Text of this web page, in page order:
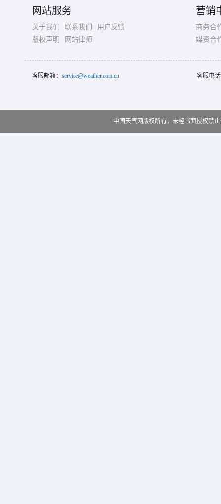
网站服务
关于我们 联系我们
用户反馈
版权声明
网站律师
营销
商务合
媒资合
客服邮箱： service@weather.com.cn 客服电
中国天气网版权所有，未经书面授权